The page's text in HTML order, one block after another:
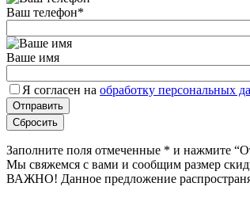
Ваш телефон*
Ваше имя
Я согласен на обработку персональных
Заполните поля отмеченные * и нажмите
Мы свяжемся с вами и сообщим размер
ВАЖНО! Данное предложение